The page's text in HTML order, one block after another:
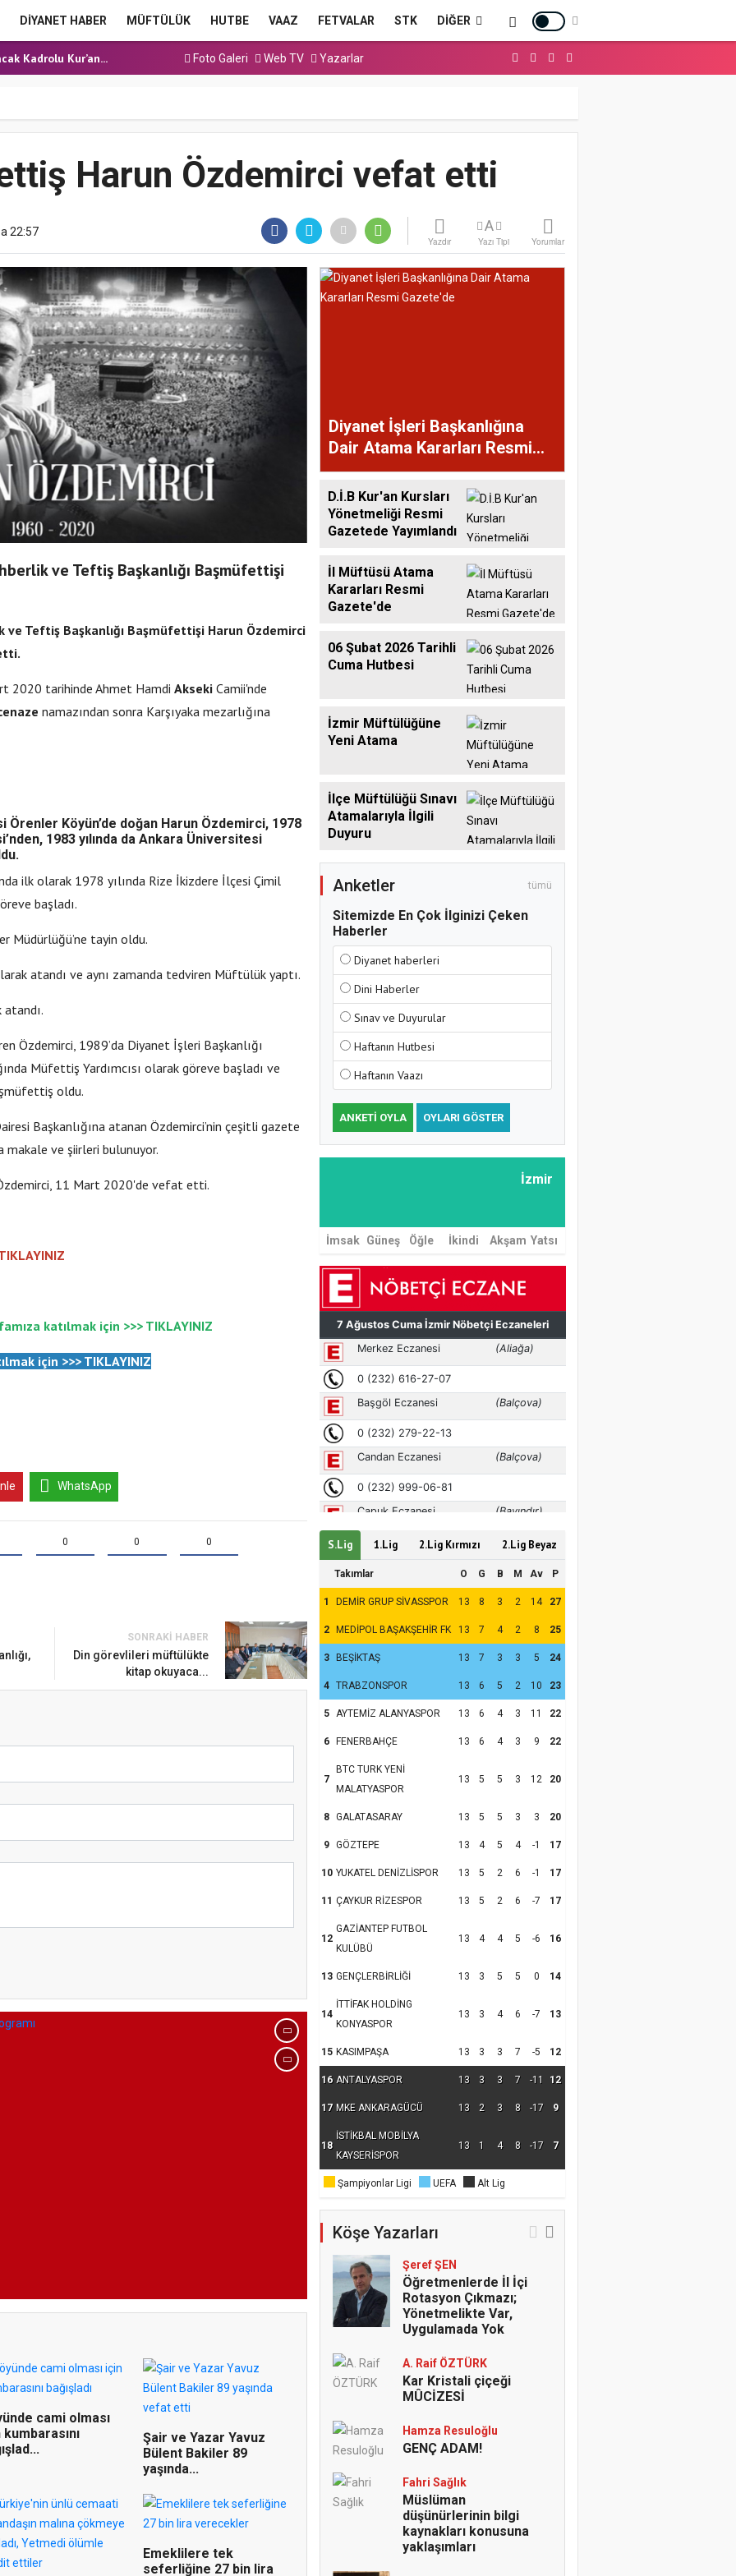
DİYANET HABER MÜFTÜLÜK HUTBE VAAZ FETVALAR STK DIĞER
Hutbesi
Hutbesi
Kadrolu Kur’an...
(Sözlü) So...
Hutbesi
Hutbesi
Hutbesi
Foto Galeri Web TV Yazarlar
Harun Özdemirci vefat etti
22:57
Yazdır
A
Yazı Tipi Yorumlar
ve Teftiş Başkanlığı Başmüfettişi
ve Teftiş Başkanlığı Başmüfettişi Harun Özdemirci
2020 tarihinde Ahmet Hamdi Akseki Camii'nde
namazından sonra Karşıyaka mezarlığına
Örenler Köyün’de doğan Harun Özdemirci, 1978
1983 yılında da Ankara Üniversitesi
ilk olarak 1978 yılında Rize İkizdere İlçesi Çimil
başladı.
Müdürlüğü’ne tayin oldu.
atandı ve aynı zamanda tedviren Müftülük yaptı.
Özdemirci, 1989’da Diyanet İşleri Başkanlığı
Müfettiş Yardımcısı olarak göreve başladı ve
oldu.
Başkanlığına atanan Özdemirci’nin çeşitli gazete
makale ve şiirleri bulunuyor.
11 Mart 2020'de vefat etti.
katılmak için >>>TIKLAYINIZ
için >>> TIKLAYINIZ
WhatsApp
0 0 0
SONRAKI HABER
Din görevlileri müftülükte
kitap okuyaca...
Ayasofya Camii
dinle bağlarını
15 Temmuz
cami olması
Şair ve Yazar Yavuz
Bülent Bakiler 89
yaşında...
Emeklilere tek
seferliğine 27 bin lira
Diyanet İşleri Başkanlığına
Dair Atama Kararları Resmi
Gazete'de
D.İ.B Kur'an Kursları
Yönetmeliği Resmi
Gazetede Yayımlandı
İl Müftüsü Atama
Kararları Resmi
Gazete'de
06 Şubat 2026 Tarihli
Cuma Hutbesi
İzmir Müftülüğüne
Yeni Atama
İlçe Müftülüğü Sınavı
Atamalarıyla İlgili
Duyuru
Anketler tümü
Sitemizde En Çok İlginizi Çeken
Haberler
Diyanet haberleri
Dini Haberler
Sınav ve Duyurular
Haftanın Hutbesi
Haftanın Vaazı
ANKETI OYLA OYLARI GÖSTER
İzmir
İmsak Güneş Öğle İkindi Akşam Yatsı
S.Lig 1.Lig 2.Lig Kırmızı 2.Lig Beyaz
Takımlar O G B M Av P
1 DEMİR GRUP SİVASSPOR 13 8 3 2 14 27
2 MEDİPOL BAŞAKŞEHİR FK 13 7 4 2 8 25
3 BEŞİKTAŞ 13 7 3 3 5 24
4 TRABZONSPOR 13 6 5 2 10 23
5 AYTEMİZ ALANYASPOR 13 6 4 3 11 22
6 FENERBAHÇE 13 6 4 3 9 22
7
BTC TURK YENİ
MALATYASPOR
13 5 5 3 12 20
8 GALATASARAY 13 5 5 3 3 20
9 GÖZTEPE 13 4 5 4 -1 17
10 YUKATEL DENİZLİSPOR 13 5 2 6 -1 17
11 ÇAYKUR RİZESPOR 13 5 2 6 -7 17
12
GAZİANTEP FUTBOL
KULÜBÜ
13 4 4 5 -6 16
13 GENÇLERBİRLİĞİ 13 3 5 5 0 14
14
İTTİFAK HOLDİNG
KONYASPOR
13 3 4 6 -7 13
15 KASIMPAŞA 13 3 3 7 -5 12
16 ANTALYASPOR 13 3 3 7 -11 12
17 MKE ANKARAGÜCÜ 13 2 3 8 -17 9
18
İSTİKBAL MOBİLYA
KAYSERİSPOR
13 1 4 8 -17 7
Şampiyonlar Ligi UEFA Alt Lig
Köşe Yazarları
Şeref ŞEN
Öğretmenlerde İl İçi
Rotasyon Çıkmazı;
Yönetmelikte Var,
Uygulamada Yok
A. Raif ÖZTÜRK
Kar Kristali çiçeği
MÛCİZESİ
Hamza Resuloğlu
GENÇ ADAM!
Fahri Sağlık
Müslüman
düşünürlerinin bilgi
kaynakları konusuna
yaklaşımları